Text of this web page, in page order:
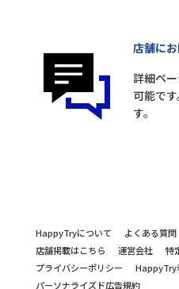
店舗に
詳細ペ
可能で
す。
HappyTryについて よくある質問
店舗掲載はこちら
運営会社
特
プライバシーポリシー
HappyTry
パーソナライズド広告規約